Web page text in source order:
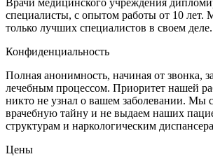
специалисты, с опытом работы от 10 лет.
только лучших специалистов в своем деле.
Конфиденциальность
Полная анонимность, начиная от звонка,
лечебным процессом. Приоритет нашей
никто не узнал о вашем заболевании. Мы
врачебную тайну и не выдаем наших
структурам и наркологическим
Цены